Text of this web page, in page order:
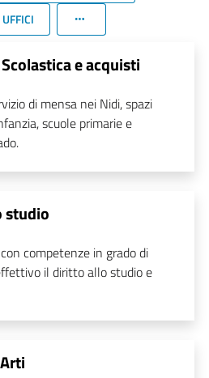
UFFICI
e acquisti
di mensa nei Nidi, spazi
scuole primarie e
studio
competenze in grado di
il diritto allo studio e